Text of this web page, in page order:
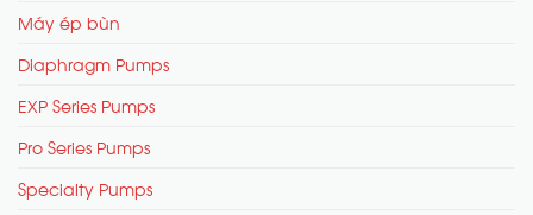
Máy ép bùn
Diaphragm Pumps
EXP Series Pumps
Pro Series Pumps
Specialty Pumps